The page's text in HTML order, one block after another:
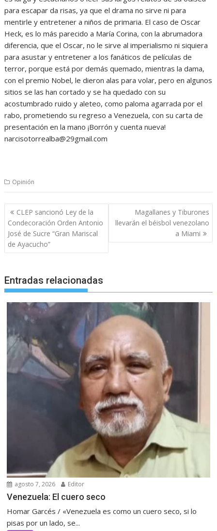
para escapar da risas, ya que el drama no sirve ni para
mentirle y entretener a niños de primaria. El caso de Oscar
Heck, es lo más parecido a María Corina, con la abrumadora
diferencia, que el Oscar, no le sirve al imperialismo ni siquiera
para asustar y entretener a los fanáticos de películas de
terror, porque está por demás quemado, mientras la dama,
con el premio Nobel, le dieron alas para volar, pero en algunos
sitios se las han cortado y se ha quedado con su
acostumbrado ruido y aleteo, como paloma agarrada por el
rabo, prometiendo su regreso a Venezuela, con su carta de
presentación en la mano ¡Borrón y cuenta nueva!
narcisotorrealba@29gmail.com
Opinión
Navegación
de
entradas
CLEP sancionó Ley de la
Condecoración Orden Antonio
José de Sucre “Gran Mariscal
de Ayacucho”
Magallanes y Tiburones
llevarán el béisbol venezolano
a Miami
Entradas relacionadas
agosto 7, 2026 Editor
Venezuela: El cuero seco
Homar Garcés / «Venezuela es como un cuero seco, si lo
pisas por un lado, se...